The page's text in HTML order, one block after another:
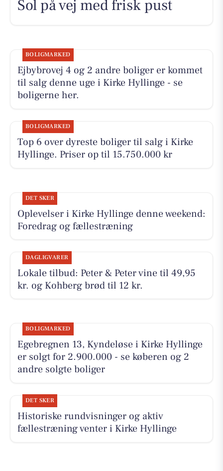
Sol på vej med frisk pust
BOLIGMARKED
Ejbybrovej 4 og 2 andre boliger er kommet
til salg denne uge i Kirke Hyllinge - se
boligerne her.
BOLIGMARKED
Top 6 over dyreste boliger til salg i Kirke
Hyllinge. Priser op til 15.750.000 kr
DET SKER
Oplevelser i Kirke Hyllinge denne weekend:
Foredrag og fællestræning
DAGLIGVARER
Lokale tilbud: Peter & Peter vine til 49,95
kr. og Kohberg brød til 12 kr.
BOLIGMARKED
Egebregnen 13, Kyndeløse i Kirke Hyllinge
er solgt for 2.900.000 - se køberen og 2
andre solgte boliger
DET SKER
Historiske rundvisninger og aktiv
fællestræning venter i Kirke Hyllinge